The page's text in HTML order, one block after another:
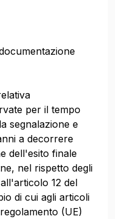
per il tempo
segnalazione e
a decorrere
dell'esito finale
nel rispetto degli
12 del
di cui agli articoli
(UE)